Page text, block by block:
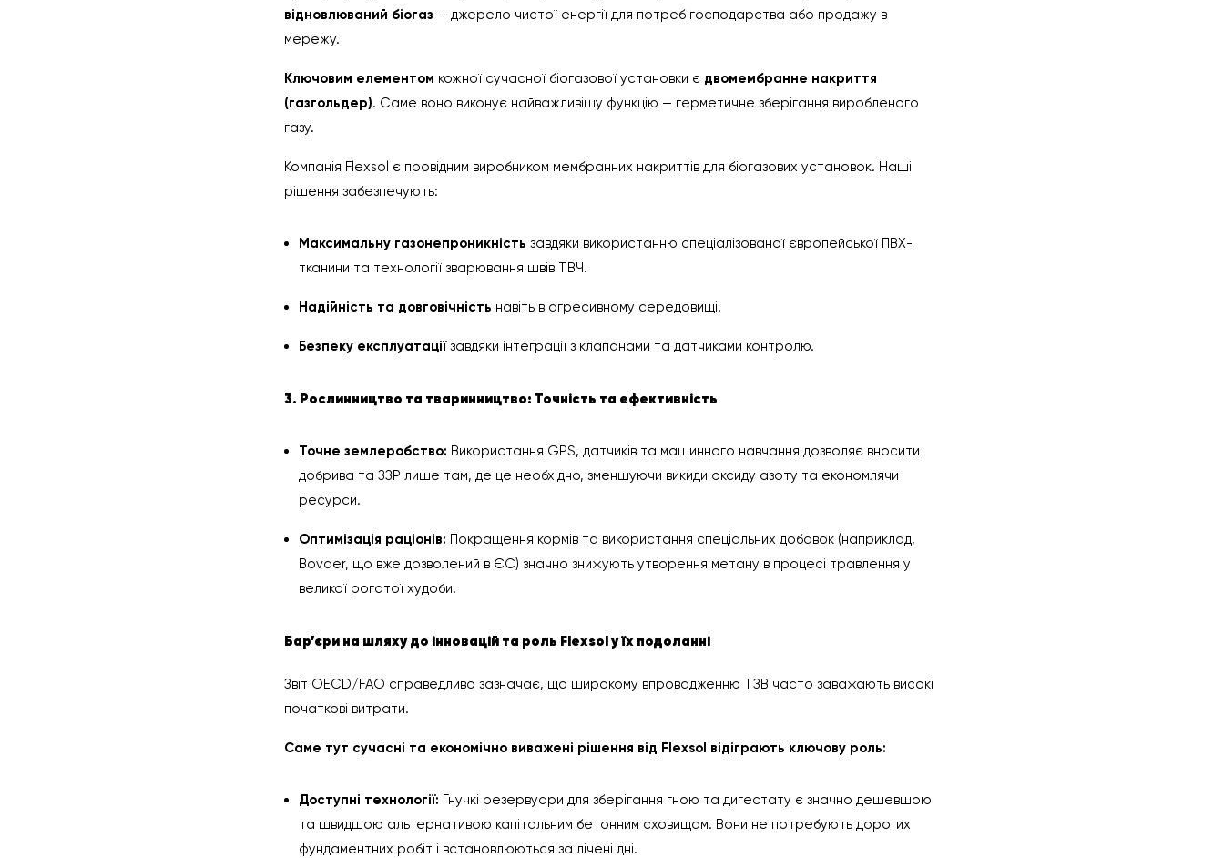
відновлюваний біогаз — джерело чистої енергії для потреб господарства або продажу в
мережу.
Ключовим елементом кожної сучасної біогазової установки є двомембранне накриття
(газгольдер). Саме воно виконує найважливішу функцію — герметичне зберігання виробленого
газу.
Компанія Flexsol є провідним виробником мембранних накриттів для біогазових установок. Наші
рішення забезпечують:
Максимальну газонепроникність завдяки використанню спеціалізованої європейської ПВХ-
тканини та технології зварювання швів ТВЧ.
Надійність та довговічність навіть в агресивному середовищі.
Безпеку експлуатаціїзавдяки інтеграції з клапанами та датчиками контролю.
3. Рослинництво та тваринництво: Точність та ефективність
Точне землеробство: Використання GPS, датчиків та машинного навчання дозволяє вносити
добрива та ЗЗР лише там, де це необхідно, зменшуючи викиди оксиду азоту та економлячи
ресурси.
Оптимізація раціонів: Покращення кормів та використання спеціальних добавок (наприклад,
Bovaer, що вже дозволений в ЄС) значно знижують утворення метану в процесі травлення у
великої рогатої худоби.
Бар’єри на шляху до інновацій та роль Flexsol у їх подоланні
Звіт OECD/FAO справедливо зазначає, що широкому впровадженню ТЗВ часто заважають високі
початкові витрати.
Саме тут сучасні та економічно виважені рішення від Flexsol відіграють ключову роль:
Доступні технології: Гнучкі резервуари для зберігання гною та дигестату є значно дешевшою
та швидшою альтернативою капітальним бетонним сховищам. Вони не потребують дорогих
фундаментних робіт і встановлюються за лічені дні.